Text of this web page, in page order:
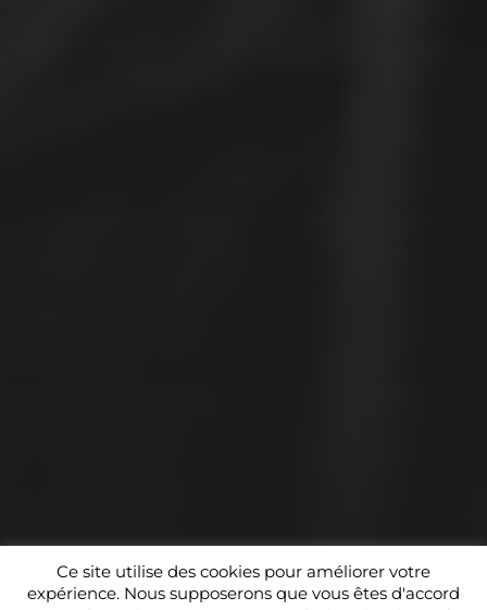
Ce site utilise des cookies pour améliorer votre
expérience. Nous supposerons que vous êtes d'accord